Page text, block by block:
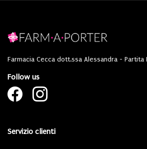
Farmacia Cecca dott.ssa Alessandra - Partita
Follow us
Servizio clienti